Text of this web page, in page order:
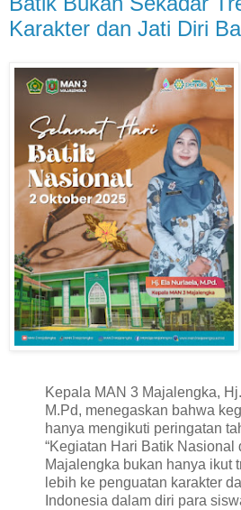
Karakter dan Jati Diri
Kepala MAN 3 Majalengka,
M.Pd, menegaskan bahwa
hanya mengikuti peringatan
“Kegiatan Hari Batik Nasional
Majalengka bukan hanya ikut
lebih ke penguatan karakter
Indonesia dalam diri para